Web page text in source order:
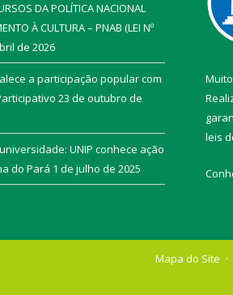
DA POLÍTICA NACIONAL
À CULTURA – PNAB (LEI Nº
de 2026
a participação popular com
23 de outubro de
UNIP conhece ação
do Pará 1 de julho de 2025
leis
Mapa do Site